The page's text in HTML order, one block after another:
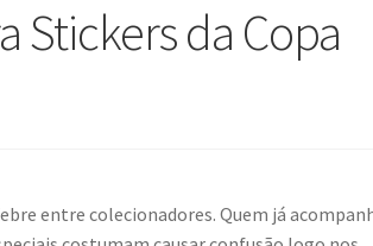
Stickers da Copa
entre colecionadores. Quem já